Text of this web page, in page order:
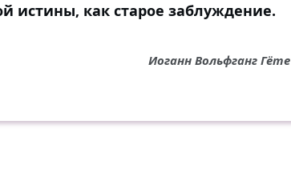
истины, как старое заблуждение.
Иоганн Вольфганг Гёте